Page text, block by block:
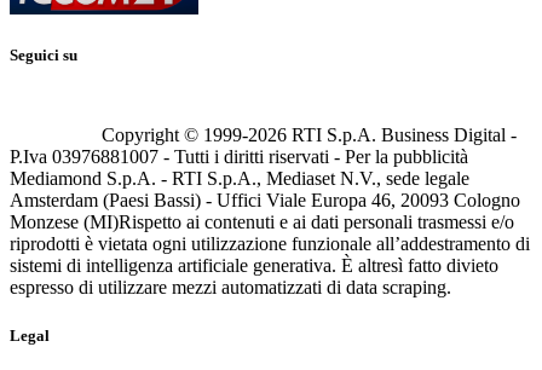
Seguici su
Copyright © 1999-2026 RTI S.p.A. Business Digital -
P.Iva 03976881007 - Tutti i diritti riservati - Per la pubblicità
Mediamond S.p.A. - RTI S.p.A., Mediaset N.V., sede legale
Amsterdam (Paesi Bassi) - Uffici Viale Europa 46, 20093 Cologno
Monzese (MI)Rispetto ai contenuti e ai dati personali trasmessi e/o
riprodotti è vietata ogni utilizzazione funzionale all’addestramento di
sistemi di intelligenza artificiale generativa. È altresì fatto divieto
espresso di utilizzare mezzi automatizzati di data scraping.
Legal